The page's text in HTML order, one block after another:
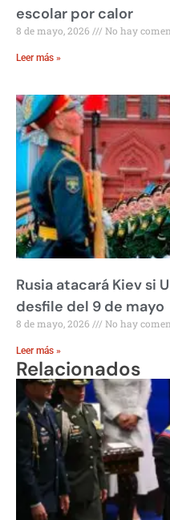
escolar por calor
8 de mayo, 2026 No hay
Leer más »
Rusia atacará Kiev si
desfile del 9 de mayo
8 de mayo, 2026 No hay
Leer más »
Relacionados